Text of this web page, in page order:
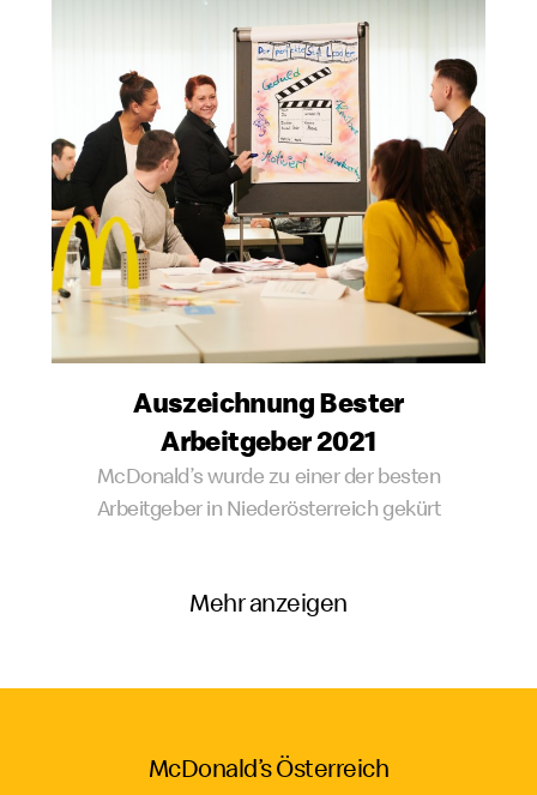
Auszeichnung Bester
Arbeitgeber 2021
McDonald’s wurde zu einer der besten
Arbeitgeber in Niederösterreich gekürt
Mehr anzeigen
McDonald’s Österreich